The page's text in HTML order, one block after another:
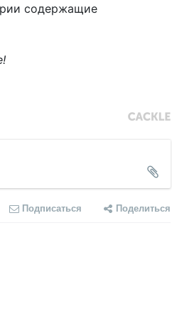
содержащие
Подписаться Поделиться